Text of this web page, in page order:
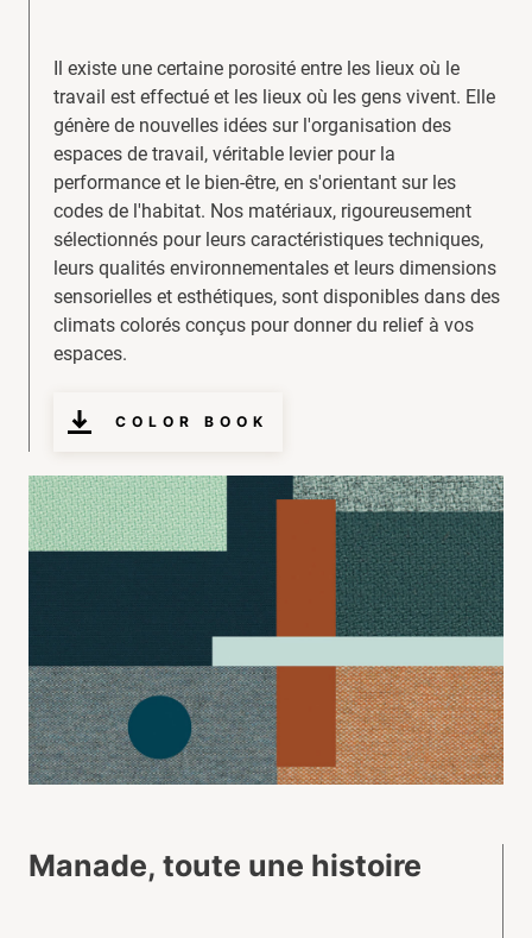
Il existe une certaine porosité entre les lieux où le
travail est effectué et les lieux où les gens vivent. Elle
génère de nouvelles idées sur l'organisation des
espaces de travail, véritable levier pour la
performance et le bien-être, en s'orientant sur les
codes de l'habitat. Nos matériaux, rigoureusement
sélectionnés pour leurs caractéristiques techniques,
leurs qualités environnementales et leurs dimensions
sensorielles et esthétiques, sont disponibles dans des
climats colorés conçus pour donner du relief à vos
espaces.
COLOR BOOK
Manade, toute une histoire